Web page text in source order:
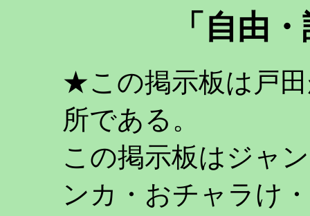
「自由
★この掲示板は戸
所である。
この掲示板はジャ
ンカ・おチャラけ